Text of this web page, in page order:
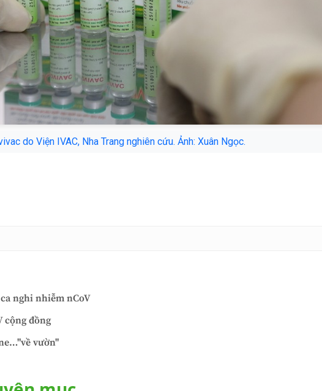
do Viện IVAC, Nha Trang nghiên cứu. Ảnh: Xuân Ngọc.
nghi nhiễm nCoV
cộng đồng
vườn"